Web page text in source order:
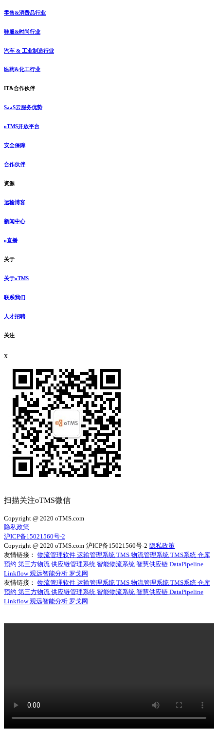
零售&消费品行业
鞋服&时尚行业
汽车 & 工业制造行业
医药&化工行业
IT&合作伙伴
SaaS云服务优势
oTMS开放平台
安全保障
合作伙伴
资源
运输博客
新闻中心
o直播
关于
关于oTMS
联系我们
人才招聘
关注
x
扫描关注oTMS微信
Copyright @ 2020 oTMS.com
隐私政策
沪ICP备15021560号-2
Copyright @ 2020 oTMS.com 沪ICP备15021560号-2 隐私政策
友情链接： 物流管理软件 运输管理系统 TMS 物流管理系统 TMS系统 仓库
预约 第三方物流 供应链管理系统 智能物流系统 智慧供应链 DataPipeline
Linkflow观远智能分析 罗戈网
友情链接： 物流管理软件 运输管理系统 TMS 物流管理系统 TMS系统 仓库
预约 第三方物流 供应链管理系统 智能物流系统 智慧供应链 DataPipeline
Linkflow观远智能分析 罗戈网